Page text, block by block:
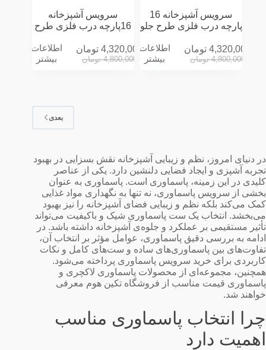
سرویس آشپزخانه 16
پارچه درب فلزی طرح جلو
4,800,000 تومان
4,320,000 تومان
اطلاعات
بیشتر
سرویس آشپزخانه
16پارچه درب فلزی طرح
4,800,000 تومان
4,320,000 تومان
اطلاعات
بیشتر
بعدی
در دنیای امروز، نظم و زیبایی آشپزخانه نقش بسزایی در بهبود
تجربه آشپزی و ایجاد فضایی دلنشین دارد. یکی از عناصر
کلیدی در این زمینه، پاسماوری است. پاسماوری به عنوان
بخشی از سرویس پاسماوری، نه تنها به نگهداری مواد غذایی
کمک می‌کند بلکه نظم و زیبایی فضای آشپزخانه را نیز بهبود
می‌بخشد. انتخاب یک ست پاسماوری شیک و باکیفیت می‌تواند
تأثیر مستقیمی بر عملکرد و جلوه‌ی آشپزخانه داشته باشد. در
ادامه به بررسی دقیق پاسماوری، عوامل مؤثر بر انتخاب آن،
تفاوت‌های بین پاسماوری‌های ساده و ست‌های کامل و نکات
کاربردی برای خرید سرویس پاسماوری پرداخته می‌شود.
همچنین، مجموعه‌ای از محصولات پاسماوری لاکچری و
پاسماوری قیمت مناسب از فروشگاه تکین هوم معرفی
خواهند شد.
چرا انتخاب پاسماوری مناسب
اهمیت دارد